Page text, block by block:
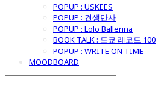
POPUP : USKEES
POPUP : 견생만사
POPUP : Lolo Ballerina
BOOK TALK : 도쿄 레코드 100
POPUP : WRITE ON TIME
MOODBOARD